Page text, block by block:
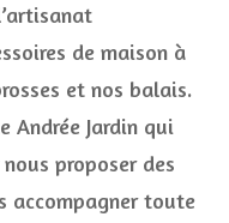
de maison à
et nos balais.
Andrée Jardin qui
proposer des
accompagner toute